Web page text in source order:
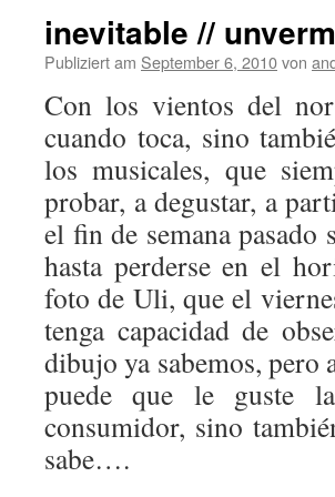
inevitable //
Publiziert am September 6, 2010von
Con los vientos del
cuando toca, sino
los musicales, que
probar, a degustar, a
el fin de semana pasado
hasta perderse en el
foto de Uli, que el
tenga capacidad de
dibujo ya sabemos, pero
puede que le guste
consumidor, sino
sabe….